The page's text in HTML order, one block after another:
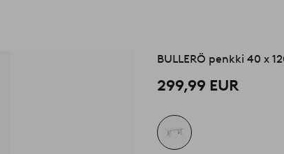
BULLERÖ penkki 40 x
299,99 EUR